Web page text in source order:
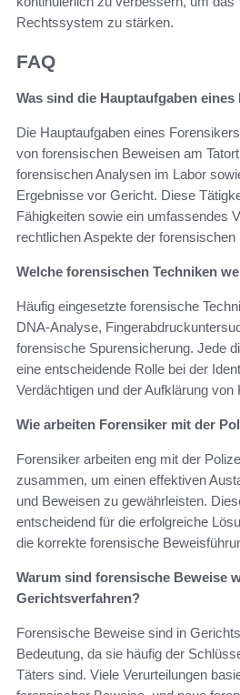
Rechtssystem zu stärken.
FAQ
Was sind die Hauptaufgaben
Die Hauptaufgaben eines
von forensischen Beweisen am
forensischen Analysen im Labor
Ergebnisse vor Gericht. Diese
Fähigkeiten sowie ein umfassendes
rechtlichen Aspekte der forensischen
Welche forensischen Techniken
Häufig eingesetzte forensische
DNA-Analyse,
forensische Spurensicherung. Jede
eine entscheidende Rolle bei der
Verdächtigen und der Aufklärung von
Wie arbeiten Forensiker mit der
Forensiker arbeiten eng mit der
zusammen, um einen effektiven
und Beweisen zu gewährleisten.
entscheidend für die erfolgreiche
die korrekte forensische
Warum sind forensische Beweise
Gerichtsverfahren?
Forensische Beweise sind in
Bedeutung, da sie häufig der
Täters sind. Viele Verurteilungen